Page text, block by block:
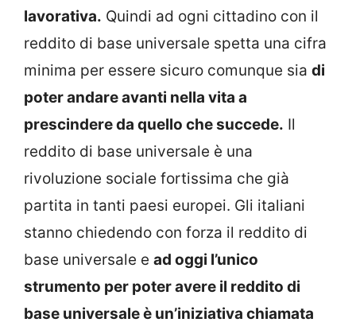
lavorativa. Quindi ad ogni cittadino con il
reddito di base universale spetta una cifra
minima per essere sicuro comunque sia di
poter andare avanti nella vita a
prescindere da quello che succede. Il
reddito di base universale è una
rivoluzione sociale fortissima che già
partita in tanti paesi europei. Gli italiani
stanno chiedendo con forza il reddito di
base universale e ad oggi l’unico
strumento per poter avere il reddito di
base universale è un’iniziativa chiamata